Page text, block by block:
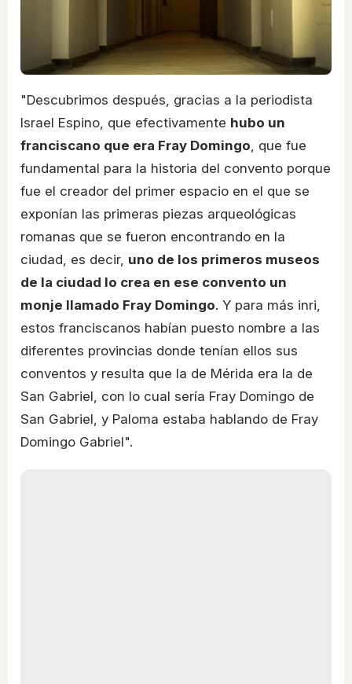
"Descubrimos después, gracias a la periodista
Israel Espino, que efectivamente hubo un
franciscano que era Fray Domingo, que fue
fundamental para la historia del convento porque
fue el creador del primer espacio en el que se
exponían las primeras piezas arqueológicas
romanas que se fueron encontrando en la
ciudad, es decir, uno de los primeros museos
de la ciudad lo crea en ese convento un
monje llamado Fray Domingo. Y para más inri,
estos franciscanos habían puesto nombre a las
diferentes provincias donde tenían ellos sus
conventos y resulta que la de Mérida era la de
San Gabriel, con lo cual sería Fray Domingo de
San Gabriel, y Paloma estaba hablando de Fray
Domingo Gabriel".